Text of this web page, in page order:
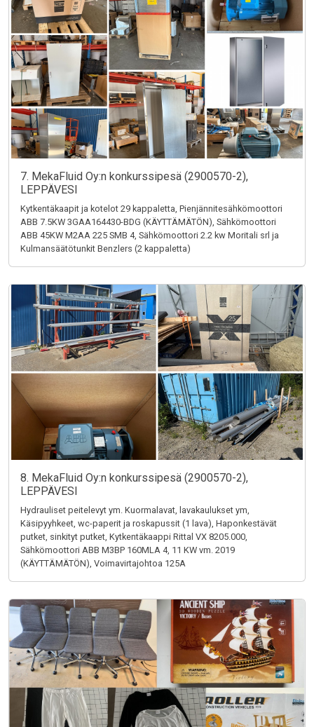
7. MekaFluid Oy:n konkurssipesä (2900570-2),
LEPPÄVESI
Kytkentäkaapit ja kotelot 29 kappaletta, Pienjännitesähkömoottori
ABB 7.5KW 3GAA164430-BDG (KÄYTTÄMÄTÖN), Sähkömoottori
ABB 45KW M2AA 225 SMB 4, Sähkömoottori 2.2 kw Moritali srl ja
Kulmansäätötunkit Benzlers (2 kappaletta)
8. MekaFluid Oy:n konkurssipesä (2900570-2),
LEPPÄVESI
Hydrauliset peitelevyt ym. Kuormalavat, lavakaulukset ym,
Käsipyyhkeet, wc-paperit ja roskapussit (1 lava), Haponkestävät
putket, sinkityt putket, Kytkentäkaappi Rittal VX 8205.000,
Sähkömoottori ABB M3BP 160MLA 4, 11 KW vm. 2019
(KÄYTTÄMÄTÖN), Voimavirtajohtoa 125A